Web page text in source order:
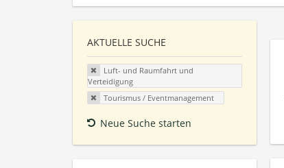
AKTUELLE SUCHE
Luft- und Raumfahrt und
Verteidigung
Tourismus / Eventmanagement
Neue Suche starten